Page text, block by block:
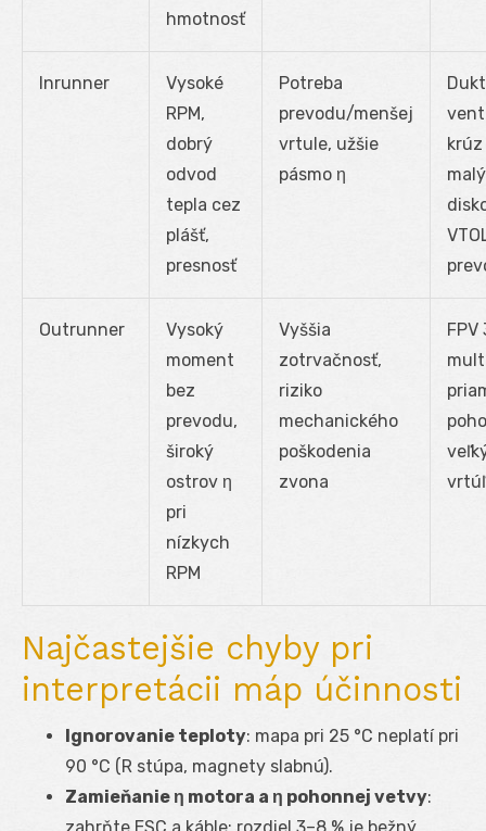
hmotnosť
Inrunner
Vysoké
RPM,
dobrý
odvod
tepla cez
plášť,
presnosť
Potreba
prevodu/menšej
vrtule, užšie
pásmo η
krúz
Outrunner
Vysoký
moment
bez
prevodu,
široký
ostrov η
pri
nízkych
RPM
Vyššia
zotrvačnosť,
riziko
mechanického
poškodenia
zvona
FPV
vrtúľ
Najčastejšie chyby pri
interpretácii máp účinnosti
Ignorovanie teploty: mapa pri 25 °C neplatí pri
90 °C (R stúpa, magnety slabnú).
Zamieňanie η motora a η pohonnej vetvy: